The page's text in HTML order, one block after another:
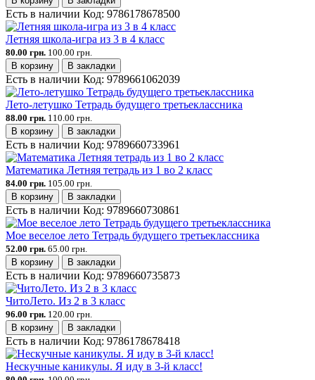
Есть в наличии Код: 9786178678500
Летняя школа-игра из 3 в 4 класс
80.00 грн. 100.00 грн.
В корзину
В закладки
Есть в наличии Код: 9789661062039
Лето-летушко Тетрадь будущего третьеклассника
88.00 грн. 110.00 грн.
В корзину
В закладки
Есть в наличии Код: 9789660733961
Математика Летняя тетрадь из 1 во 2 класс
84.00 грн. 105.00 грн.
В корзину
В закладки
Есть в наличии Код: 9789660730861
Мое веселое лето Тетрадь будущего третьеклассника
52.00 грн. 65.00 грн.
В корзину
В закладки
Есть в наличии Код: 9789660735873
ЧитоЛето. Из 2 в 3 класс
96.00 грн. 120.00 грн.
В корзину
В закладки
Есть в наличии Код: 9786178678418
Нескучные каникулы. Я иду в 3-й класс!